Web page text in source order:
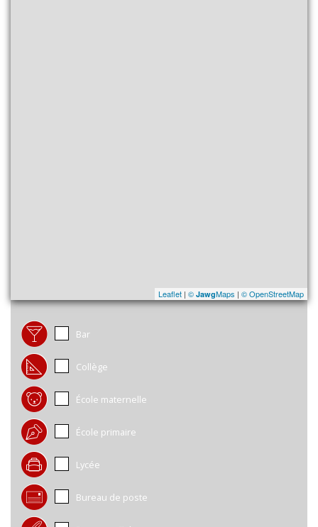
Leaflet | © JawgMaps | © OpenStreetMap
Bar
Collège
École maternelle
École primaire
Lycée
Bureau de poste